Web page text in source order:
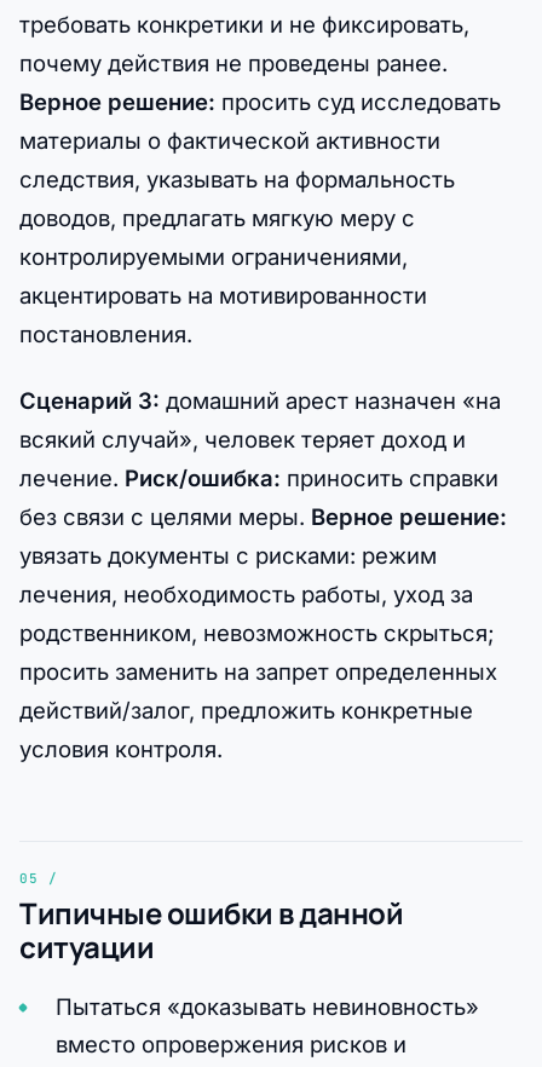
требовать конкретики и не фиксировать,
почему действия не проведены ранее.
Верное решение: просить суд исследовать
материалы о фактической активности
следствия, указывать на формальность
доводов, предлагать мягкую меру с
контролируемыми ограничениями,
акцентировать на мотивированности
постановления.
Сценарий 3: домашний арест назначен «на
всякий случай», человек теряет доход и
лечение. Риск/ошибка: приносить справки
без связи с целями меры. Верное решение:
увязать документы с рисками: режим
лечения, необходимость работы, уход за
родственником, невозможность скрыться;
просить заменить на запрет определенных
действий/залог, предложить конкретные
условия контроля.
Типичные ошибки в данной
ситуации
Пытаться «доказывать невиновность»
вместо опровержения рисков и